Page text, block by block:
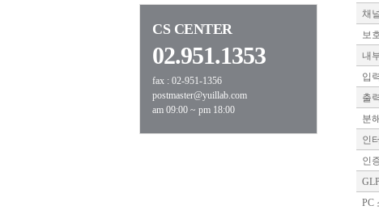
CS CENTER
02.951.1353
fax : 02-951-1356
postmaster@yuillab.com
am 09:00 ~ pm 18:00
채
보
내
입력
출력
분
인
인
PC